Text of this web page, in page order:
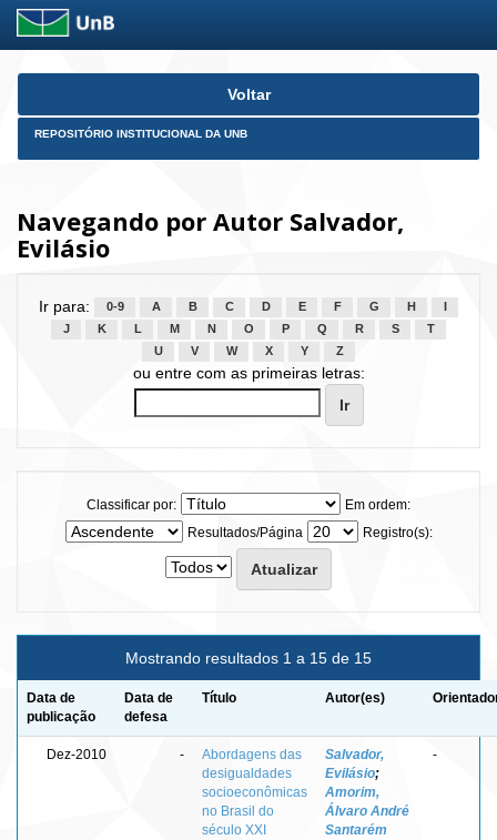
Skip
Voltar
REPOSITÓRIO INSTITUCIONAL DA UNB
Navegando por Autor Salvador,
Evilásio
Ir para: 0-9 A B C D E F G H
J
K L M N O P Q R S
T
U
V W X Y Z
ou entre com as primeiras letras:
Classificar por:
Em ordem:
Resultados/Página
Registro(s):
Mostrando resultados 1 a 15 de 15
Data de
publicação
Data de
defesa
Título Autor(es)
Dez-2010 -
Abordagens das
desigualdades
socioeconômicas
no Brasil do
século XXI
Salvador,
Evilásio;
Amorim,
Álvaro André
Santarém
-